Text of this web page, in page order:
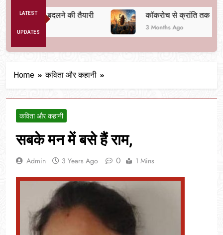
LATEST
UPDATES
बदलने की तैयारी कॉकरोच से क्रांति तक
3 Months Ago
Home कविता और कहानी
कविता और कहानी
सबके मन में बसे हैं राम,
Admin 3 Years Ago 0 1 Mins